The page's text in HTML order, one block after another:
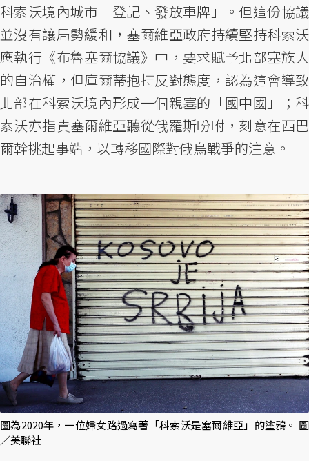
科索沃境內城市「登記、發放車牌」。但這份協議
並沒有讓局勢緩和，塞爾維亞政府持續堅持科索沃
應執行《布魯塞爾協議》中，要求賦予北部塞族人
的自治權，但庫爾蒂抱持反對態度，認為這會導致
北部在科索沃境內形成一個親塞的「國中國」；科
索沃亦指責塞爾維亞聽從俄羅斯吩咐，刻意在西巴
爾幹挑起事端，以轉移國際對俄烏戰爭的注意。
圖為2020年，一位婦女路過寫著「科索沃是塞爾維亞」的塗鴉。 圖
／美聯社